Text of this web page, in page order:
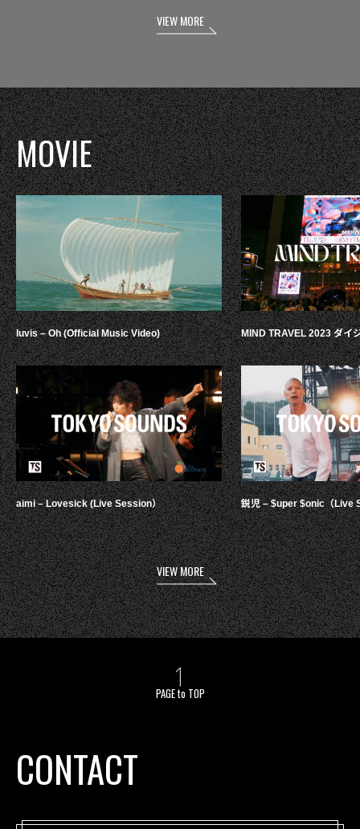
VIEW MORE
MOVIE
luvis – Oh (Official Music Video)
aimi – Lovesick (Live Session）
MIND TRAVEL 2023 ダイ
鋭児 – $uper $onic（Live
VIEW MORE
PAGE to TOP
CONTACT